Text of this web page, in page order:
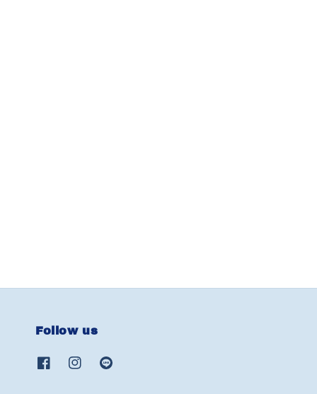
Follow us